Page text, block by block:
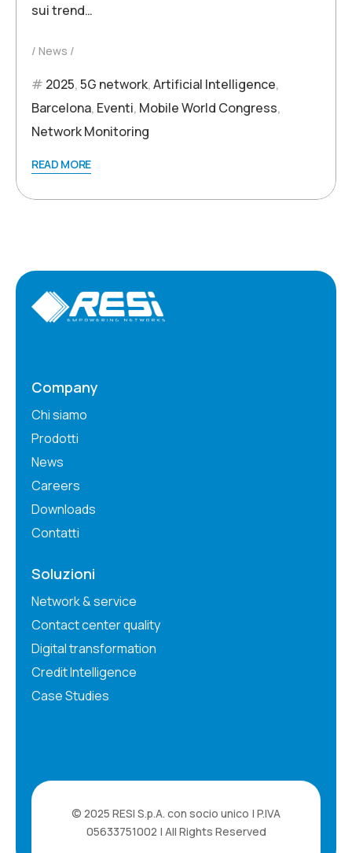
sui trend…
News
2025,5G network,Artificial Intelligence,
Barcelona, Eventi, Mobile World Congress,
Network Monitoring
READ MORE
Company
Chi siamo
Prodotti
News
Careers
Downloads
Contatti
Soluzioni
Network & service
Contact center quality
Digital transformation
Credit Intelligence
Case Studies
© 2025 RESI S.p.A. con socio unico | P.IVA
05633751002 | All Rights Reserved